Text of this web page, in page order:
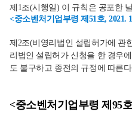
제1조(시행일) 이 규칙은 공포한
<중소벤처기업부령 제51호, 2021.
제2조(비영리법인 설립허가에 관
리법인 설립허가 신청을 한 경우
도 불구하고 종전의 규정에 따른
<중소벤처기업부령 제95